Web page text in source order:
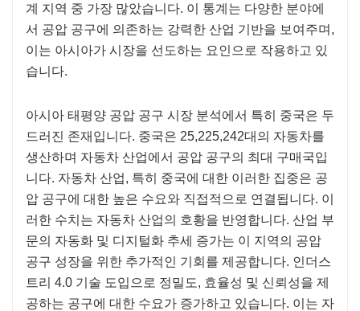
계 지역 중 가장 많았습니다. 이 통계는 다양한 분야에
서 공압 공구에 의존하는 강력한 산업 기반을 보여주며,
이는 아시아가 시장을 선도하는 요인으로 작용하고 있
습니다.
아시아 태평양 공압 공구 시장 분석에서 특히 중국은 두
드러진 존재입니다. 중국은 25,225,242대의 자동차를
생산하며 자동차 산업에서 공압 공구의 최대 구매국입
니다. 자동차 산업, 특히 중국에 대한 이러한 집중은 공
압 공구에 대한 높은 수요와 직접적으로 연결됩니다. 이
러한 수치는 자동차 산업의 호황을 반영합니다. 산업 부
문의 자동화 및 디지털화 추세 증가는 이 지역의 공압
공구 성장을 위한 추가적인 기회를 제공합니다. 인더스
트리 4.0 기술 도입으로 정밀도, 효율성 및 신뢰성을 제
공하는 공구에 대한 수요가 증가하고 있습니다. 이는 자